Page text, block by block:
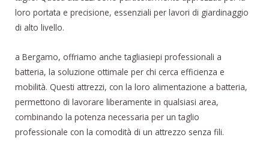
loro portata e precisione, essenziali per lavori di giardinaggio
di alto livello.
a Bergamo, offriamo anche tagliasiepi professionali a
batteria, la soluzione ottimale per chi cerca efficienza e
mobilità. Questi attrezzi, con la loro alimentazione a batteria,
permettono di lavorare liberamente in qualsiasi area,
combinando la potenza necessaria per un taglio
professionale con la comodità di un attrezzo senza fili.